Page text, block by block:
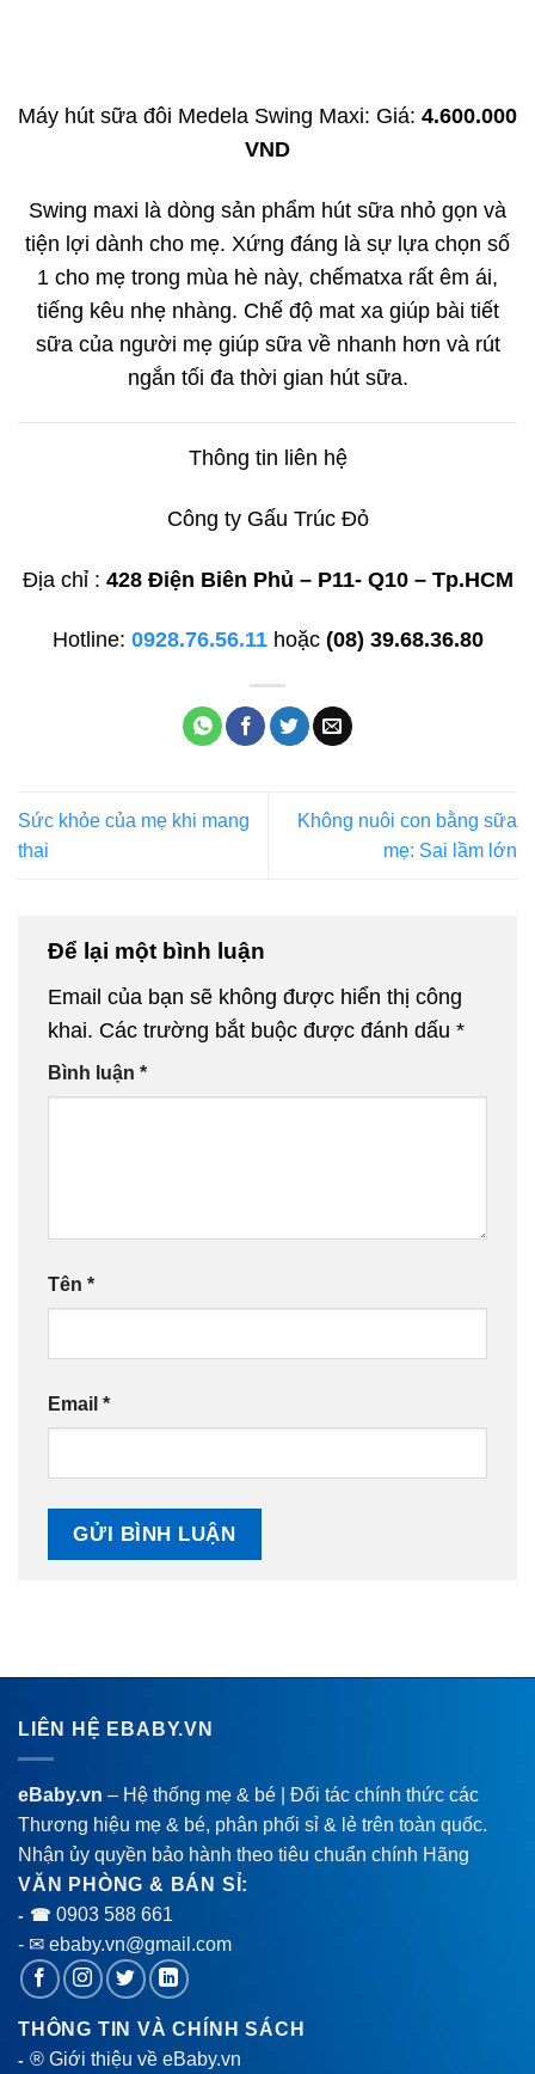
Máy hút sữa đôi Medela Swing Maxi: Giá: 4.600.000
VND
Swing maxi là dòng sản phẩm hút sữa nhỏ gọn và
tiện lợi dành cho mẹ. Xứng đáng là sự lựa chọn số
1 cho mẹ trong mùa hè này, chếmatxa rất êm ái,
tiếng kêu nhẹ nhàng. Chế độ mat xa giúp bài tiết
sữa của người mẹ giúp sữa về nhanh hơn và rút
ngắn tối đa thời gian hút sữa.
Thông tin liên hệ
Công ty Gấu Trúc Đỏ
Địa chỉ : 428 Điện Biên Phủ – P11- Q10 – Tp.HCM
Hotline: 0928.76.56.11hoặc (08) 39.68.36.80
Sức khỏe của mẹ khi mang
thai
Không nuôi con bằng sữa
mẹ: Sai lầm lớn
Để lại một bình luận
Email của bạn sẽ không được hiển thị công
khai. Các trường bắt buộc được đánh dấu *
Bình luận *
Tên *
Email *
LIÊN HỆ EBABY.VN
eBaby.vn – Hệ thống mẹ & bé | Đối tác chính thức các
Thương hiệu mẹ & bé, phân phối sỉ & lẻ trên toàn quốc.
Nhận ủy quyền bảo hành theo tiêu chuẩn chính Hãng
VĂN PHÒNG & BÁN SỈ:
- ☎ 0903 588 661
- ✉ ebaby.vn@gmail.com
THÔNG TIN VÀ CHÍNH SÁCH
-® Giới thiệu về eBaby.vn